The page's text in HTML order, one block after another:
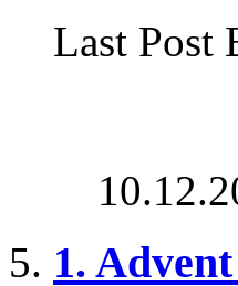
Last Post
1.